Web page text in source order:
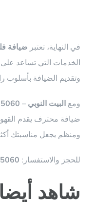
في النهاية، تعتبر ضيافة
الخدمات التي تساعد على
وتقديم الضيافة بأسلوب
ومع البيت النوبي – 98955060
ضيافة محترف يقدم
ومنظم يجعل مناسبتك
للحجز والاستفسار:
شاهد